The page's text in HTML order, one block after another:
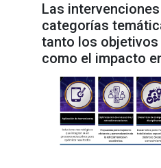
Las
categorías
tanto los
como el impacto